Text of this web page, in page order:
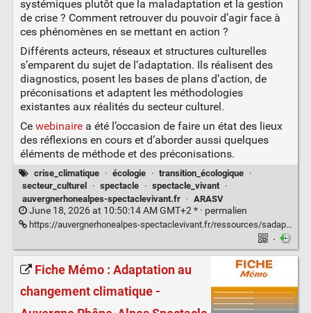
systémiques plutôt que la maladaptation et la gestion
de crise ? Comment retrouver du pouvoir d’agir face à
ces phénomènes en se mettant en action ?
Différents acteurs, réseaux et structures culturelles
s’emparent du sujet de l’adaptation. Ils réalisent des
diagnostics, posent les bases de plans d’action, de
préconisations et adaptent les méthodologies
existantes aux réalités du secteur culturel.
Ce webinairea été l’occasion de faire un état des lieux
des réflexions en cours et d’aborder aussi quelques
éléments de méthode et des préconisations.
crise_climatique · écologie · transition_écologique ·
secteur_culturel
· spectacle · spectacle_vivant ·
auvergnerhonealpes-spectaclevivant.fr
· ARASV
June 18, 2026 at 10:50:14 AM GMT+2 * · permalien
https://auvergnerhonealpes-spectaclevivant.fr/ressources/sadapter-aux-risques-climatiques-comment-se-mettre-en-action/
·
Fiche Mémo : Adaptation au
changement climatique -